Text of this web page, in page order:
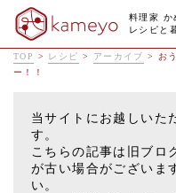
料理家 か
レシピと
TOP > レシピ > アーカイブ > お
ー！！
当サイトにお越しいた
す。
こちらの記事は旧ブロ
が古い場合がございま
い。